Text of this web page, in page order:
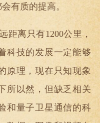
有质的提高。
距离只有1200公里，
科技的发展一定能够
原理，现在只知现象
所以然，但缺乏相关
和量子卫星通信的科